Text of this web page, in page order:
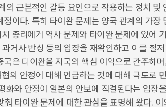
의 근본적인 갈등 요인으로 작용하는 정치 및
이다. 특히 타이완 문제는 양국 관계의 가장
총리에게 역사 문제와 타이완 문제에 있어
거사 반성 등의 입장을 재확인하고 이를 철
은 타이완을 자국의 핵심 이익으로 간주하
의 안정에 대해 언급하는 것에 대해 극도로
화와 안정이 일본의 안보에 직결된다는 입장
춰 타이완 문제에 대한 관심을 표명해 왔다.